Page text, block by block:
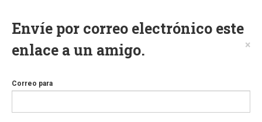
Envíe por correo electrónico este
enlace a un amigo.
×
Correo para